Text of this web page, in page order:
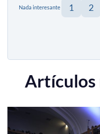
Nada interesante 1 2
Artículos